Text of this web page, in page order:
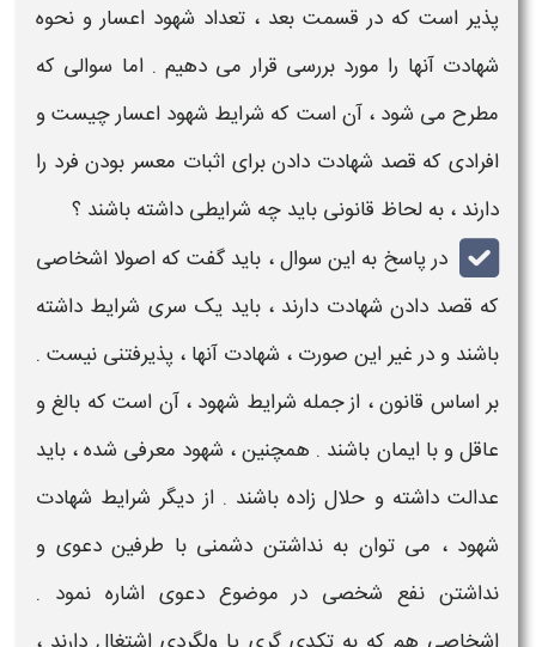
پذیر است که در قسمت بعد ، تعداد شهود اعسار و نحوه
شهادت آنها را مورد بررسی قرار می دهیم . اما سوالی که
مطرح می شود ، آن است که شرایط شهود اعسار چیستو
افرادی که قصد شهادت دادن برای اثبات معسربودن فرد را
دارند ، به لحاظ قانونی باید چه شرایطی داشته باشند ؟
در پاسخ به این سوال ، باید گفت که اصولا اشخاصی
که قصد دادن شهادت دارند ، باید یک سری شرایط داشته
باشند و در غیر این صورت ، شهادت آنها ، پذیرفتنی نیست .
بر اساس قانون ، از جمله شرایط شهود، آن است که بالغ و
عاقل و با ایمان باشند . همچنین ، شهود معرفی شده ، باید
عدالت داشته و حلال زاده باشند . از دیگر شرایط شهادت
شهود ، می توان به نداشتن دشمنی با طرفین دعوی و
نداشتن نفع شخصی در موضوع دعوی اشاره نمود .